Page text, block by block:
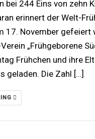
bei 244 Eins von zehn
erinnert der Welt-
17. November gefeiert
„Frühgeborene
Frühchen und ihre
geladen. Die Zahl […]